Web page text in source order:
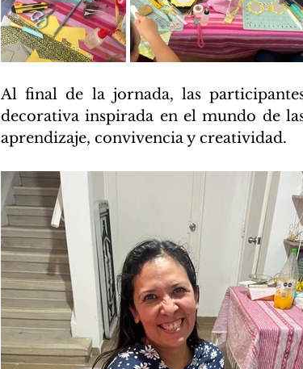
Al final de la jornada, las
decorativa inspirada en el mundo de
aprendizaje, convivencia y creatividad.